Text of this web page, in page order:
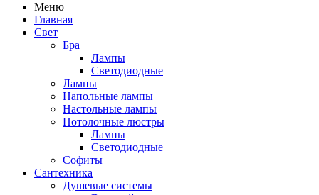
Меню
Главная
Свет
Бра
Лампы
Светодиодные
Лампы
Напольные лампы
Настольные лампы
Потолочные люстры
Лампы
Светодиодные
Софиты
Сантехника
Душевые системы